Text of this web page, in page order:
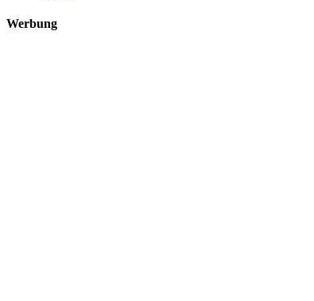
Werbung